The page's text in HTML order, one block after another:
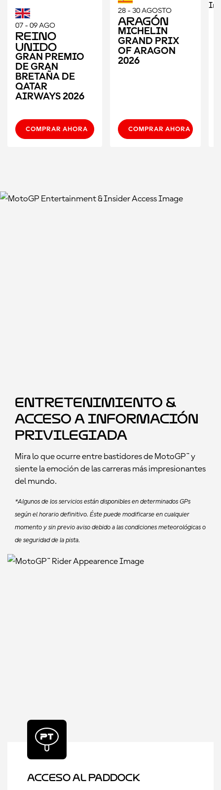
07 - 09 AGO
Reino
Unido
GRAN PREMIO
DE GRAN
BRETAÑA DE
QATAR
AIRWAYS 2026
COMPRAR AHORA
28 - 30 AGOSTO
Aragón
MICHELIN
GRAND PRIX
OF ARAGON
2026
COMPRAR AHORA
Entretenimiento &
Acceso a información
privilegiada
Mira lo que ocurre entre bastidores de MotoGP™ y
siente la emoción de las carreras más impresionantes
del mundo.
*Algunos de los servicios están disponibles en determinados GPs
según el horario definitivo. Éste puede modificarse en cualquier
momento y sin previo aviso debido a las condiciones meteorológicas o
de seguridad de la pista.
Acceso al Paddock